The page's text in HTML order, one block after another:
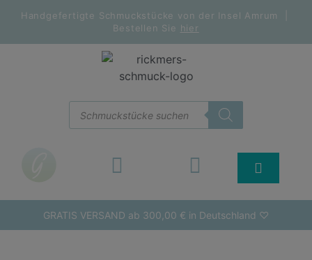
Handgefertigte Schmuckstücke von der Insel Amrum |
Bestellen Sie hier
GRATIS VERSAND ab 300,00 € in Deutschland ♡